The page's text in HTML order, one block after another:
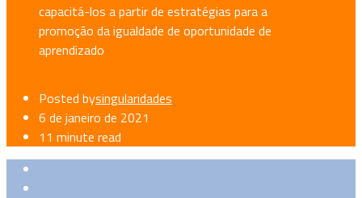
capacitá-los a partir de estratégias para a
promoção da igualdade de oportunidade de
aprendizado
Posted bysingularidades
6 de janeiro de 2021
11 minute read